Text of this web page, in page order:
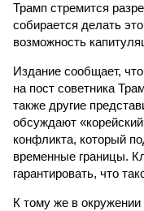
Трамп стремится
собирается делать
возможность
Издание сообщает,
на пост советника
также другие
обсуждают
конфликта, который
временные границы.
гарантировать, что
К тому же в